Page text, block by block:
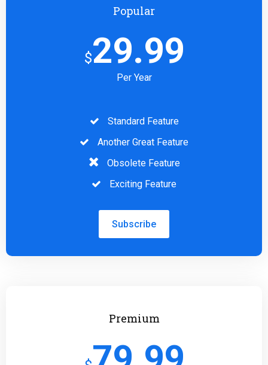
Popular
$29.99
Per Year
Standard Feature
Another Great Feature
Obsolete Feature
Exciting Feature
Subscribe
Premium